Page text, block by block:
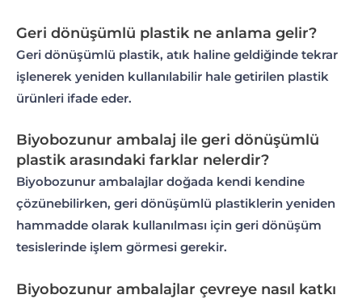
Geri dönüşümlü plastik ne anlama gelir?
Geri dönüşümlü plastik, atık haline geldiğinde tekrar
işlenerek yeniden kullanılabilir hale getirilen plastik
ürünleri ifade eder.
Biyobozunur ambalaj ile geri dönüşümlü
plastik arasındaki farklar nelerdir?
Biyobozunur ambalajlar doğada kendi kendine
çözünebilirken, geri dönüşümlü plastiklerin yeniden
hammadde olarak kullanılması için geri dönüşüm
tesislerinde işlem görmesi gerekir.
Biyobozunur ambalajlar çevreye nasıl katkı